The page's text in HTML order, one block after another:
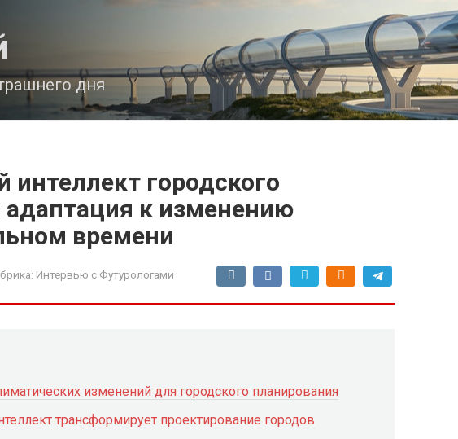
дня
интеллект городского
адаптация к изменению
времени
Интервью с Футурологами
изменений для городского планирования
трансформирует проектирование городов